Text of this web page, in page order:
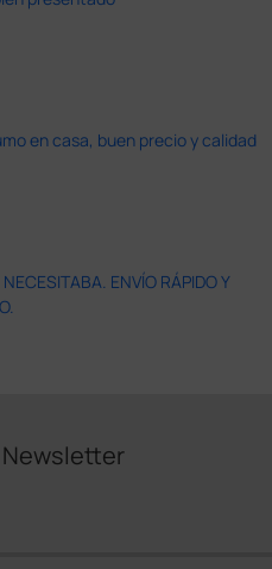
en casa, buen precio y calidad
ENVÍO RÁPIDO Y